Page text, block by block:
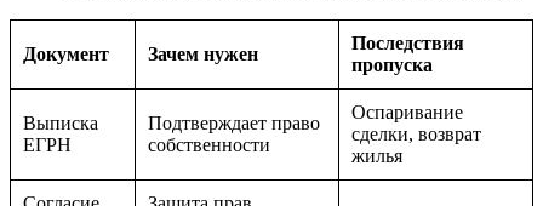
Документ Зачем нужен
Последствия
пропуска
Выписка
ЕГРН
Подтверждает право
собственности
Оспаривание
сделки, возврат
жилья